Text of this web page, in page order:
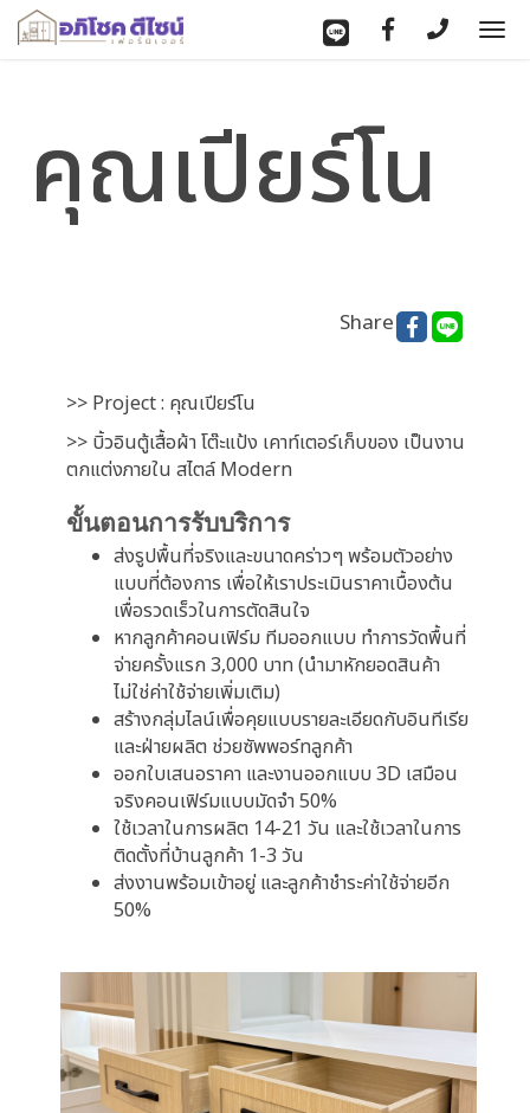
คุณเปียร์โน
Share
>> Project : คุณเปียร์โน
>> บิ้วอินตู้เสื้อผ้า โต๊ะแป้ง เคาท์เตอร์เก็บของ เป็นงาน
ตกแต่งภายใน สไตล์ Modern
ขั้นตอนการรับบริการ
ส่งรูปพื้นที่จริงและขนาดคร่าวๆ พร้อมตัวอย่าง
แบบที่ต้องการ เพื่อให้เราประเมินราคาเบื้องต้น
เพื่อรวดเร็วในการตัดสินใจ
หากลูกค้าคอนเฟิร์ม ทีมออกแบบ ทำการวัดพื้นที่
จ่ายครั้งแรก 3,000 บาท (นำมาหักยอดสินค้า
ไม่ใช่ค่าใช้จ่ายเพิ่มเติม)
สร้างกลุ่มไลน์เพื่อคุยแบบรายละเอียดกับอินทีเรีย
และฝ่ายผลิต ช่วยซัพพอร์ทลูกค้า
ออกใบเสนอราคา และงานออกแบบ 3D เสมือน
จริงคอนเฟิร์มแบบมัดจำ 50%
ใช้เวลาในการผลิต 14-21 วัน และใช้เวลาในการ
ติดตั้งที่บ้านลูกค้า 1-3 วัน
ส่งงานพร้อมเข้าอยู่ และลูกค้าชำระค่าใช้จ่ายอีก
50%